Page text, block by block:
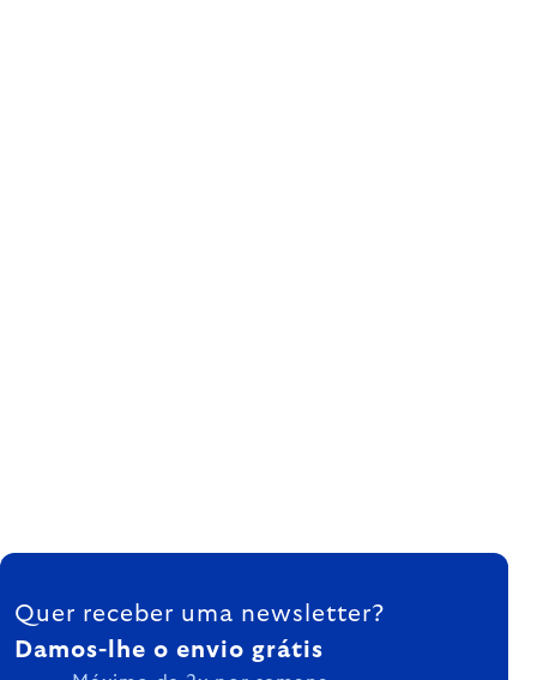
FOOTER
Quer receber uma newsletter?
Damos-lhe o envio grátis